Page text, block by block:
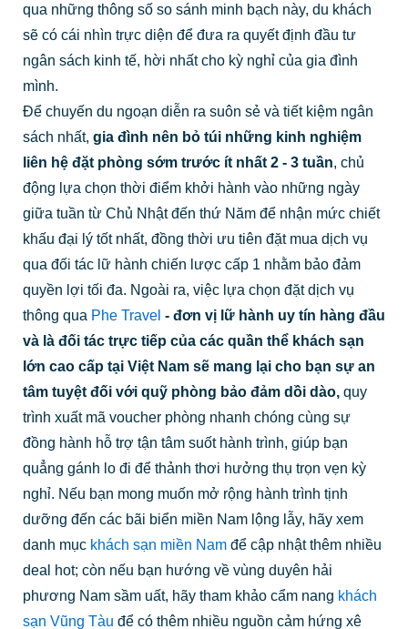
qua những thông số so sánh minh bạch này, du khách
sẽ có cái nhìn trực diện để đưa ra quyết định đầu tư
ngân sách kinh tế, hời nhất cho kỳ nghỉ của gia đình
mình.
Để chuyến du ngoạn diễn ra suôn sẻ và tiết kiệm ngân
sách nhất, gia đình nên bỏ túi những kinh nghiệm
liên hệ đặt phòng sớm trước ít nhất 2 - 3 tuần, chủ
động lựa chọn thời điểm khởi hành vào những ngày
giữa tuần từ Chủ Nhật đến thứ Năm để nhận mức chiết
khấu đại lý tốt nhất, đồng thời ưu tiên đặt mua dịch vụ
qua đối tác lữ hành chiến lược cấp 1 nhằm bảo đảm
quyền lợi tối đa. Ngoài ra, việc lựa chọn đặt dịch vụ
thông qua Phe Travel - đơn vị lữ hành uy tín hàng đầu
và là đối tác trực tiếp của các quần thể khách sạn
lớn cao cấp tại Việt Nam sẽ mang lại cho bạn sự an
tâm tuyệt đối với quỹ phòng bảo đảm dồi dào,quy
trình xuất mã voucher phòng nhanh chóng cùng sự
đồng hành hỗ trợ tận tâm suốt hành trình, giúp bạn
quẳng gánh lo đi để thảnh thơi hưởng thụ trọn vẹn kỳ
nghỉ. Nếu bạn mong muốn mở rộng hành trình tịnh
dưỡng đến các bãi biển miền Nam lộng lẫy, hãy xem
danh mục khách sạn miền Namđể cập nhật thêm nhiều
deal hot; còn nếu bạn hướng về vùng duyên hải
phương Nam sầm uất, hãy tham khảo cẩm nang khách
sạn Vũng Tàu để có thêm nhiều nguồn cảm hứng xê